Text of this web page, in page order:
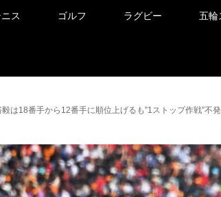
ス ゴルフ ラグビー 五輪
は18番手から12番手に順位上げるも”1ストップ作戦”不